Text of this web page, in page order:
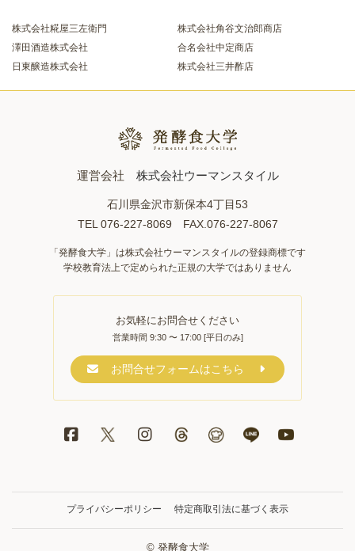
株式会社糀屋三左衛門
株式会社角谷文治郎商店
澤田酒造株式会社
合名会社中定商店
日東醸造株式会社
株式会社三井酢店
運営会社 株式会社ウーマンスタイル
石川県金沢市新保本4丁目53
TEL 076-227-8069 FAX.076-227-8067
「発酵食大学」は株式会社ウーマンスタイルの登録商標です
学校教育法上で定められた正規の大学ではありません
お気軽にお問合せください
営業時間 9:30 〜 17:00 [平日のみ]
お問合せフォームはこちら
プライバシーポリシー 特定商取引法に基づく表示
© 発酵食大学